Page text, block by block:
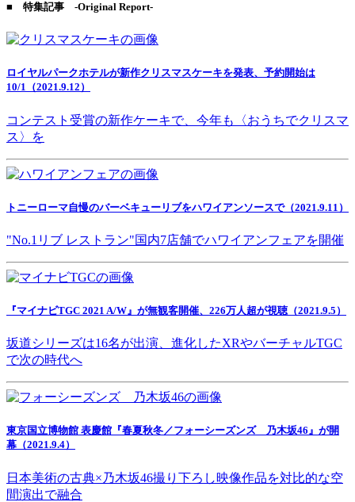
■ 特集記事 -Original Report-
ロイヤルパークホテルが新作クリスマスケーキを発表、予約開始は
10/1（2021.9.12）
コンテスト受賞の新作ケーキで、今年も〈おうちでクリスマ
ス〉を
トニーローマ自慢のバーベキューリブをハワイアンソースで（2021.9.11）
"No.1リブ レストラン"国内7店舗でハワイアンフェアを開催
『マイナビTGC 2021 A/W』が無観客開催、226万人超が視聴（2021.9.5）
坂道シリーズは16名が出演、進化したXRやバーチャルTGC
で次の時代へ
東京国立博物館 表慶館『春夏秋冬／フォーシーズンズ 乃木坂46』が開
幕（2021.9.4）
日本美術の古典×乃木坂46撮り下ろし映像作品を対比的な空
間演出で融合